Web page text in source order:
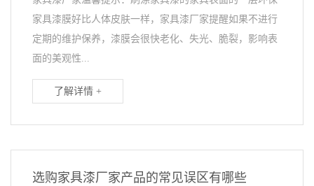
家具漆膜好比人体皮肤一样，家具漆厂家提醒如果不进行
定期的维护保养，漆膜会很快老化、失光、脆裂，影响表
面的美观性...
了解详情 +
选购家具漆厂家产品的常见误区有哪些